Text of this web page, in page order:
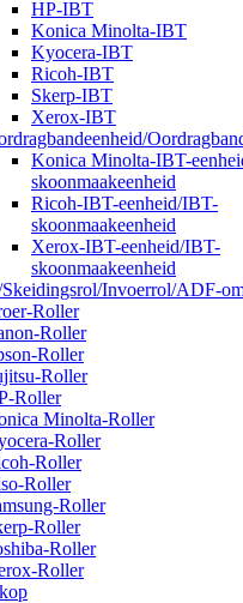
HP-IBT
Konica Minolta-IBT
Kyocera-IBT
Ricoh-IBT
Skerp-IBT
Xerox-IBT
Konica Minolta-IBT-
skoonmaakeenheid
Ricoh-IBT-eenheid/IBT-
skoonmaakeenheid
Xerox-IBT-eenheid/IBT-
skoonmaakeenheid
Invoerrol/ADF-
Roller
Roller
Roller
Roller
Roller
Minolta-Roller
Roller
Roller
Roller
Roller
Roller
Roller
Roller